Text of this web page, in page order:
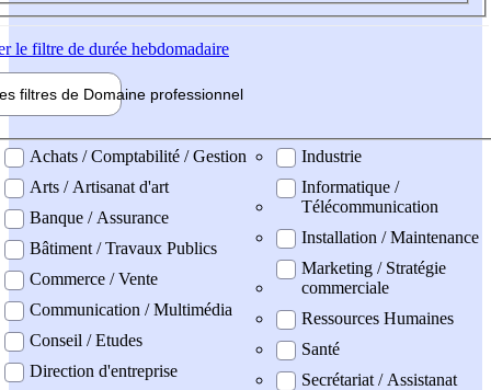
le filtre de durée hebdomadaire
filtres de Domaine professionnel
professionel
Achats / Comptabilité / Gestion
Arts / Artisanat d'art
Banque / Assurance
Bâtiment / Travaux Publics
Commerce / Vente
Communication / Multimédia
Conseil / Etudes
Direction d'entreprise
Industrie
Informatique /
Télécommunication
Installation / Maintenance
Marketing / Stratégie
commerciale
Ressources Humaines
Santé
Secrétariat / Assistanat